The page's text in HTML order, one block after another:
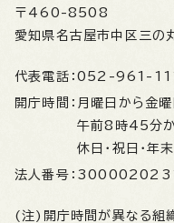
〒460-8508
愛知県名古屋市中区三の
代表電話： 052-961-
開庁時間： 月曜日から金
午前8時45分
休日・祝日・年
法人番号：
(注)開庁時間が異なる組